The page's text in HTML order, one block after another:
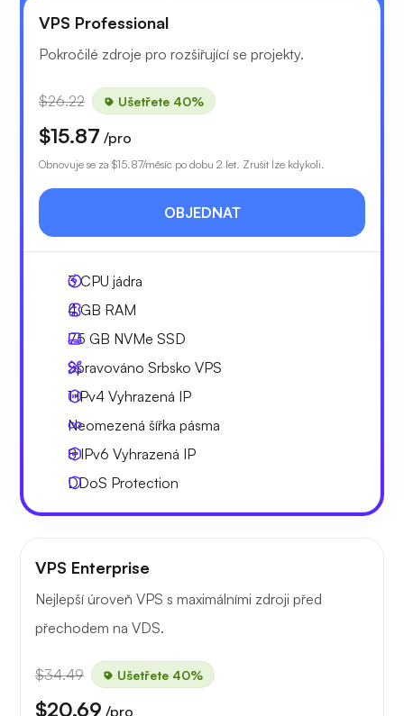
VPS Professional
Pokročilé zdroje pro rozšiřující se projekty.
$26.22 Ušetřete 40%
$15.87 /pro
Obnovuje se za $15.87/měsíc po dobu 2 let. Zrušit lze kdykoli.
OBJEDNAT
3CPU jádra
4 GB RAM
75 GB NVMe SSD
Spravováno Srbsko VPS
1 IPv4 Vyhrazená IP
Neomezená šířka pásma
8 IPv6 Vyhrazená IP
DDoS Protection
VPS Enterprise
Nejlepší úroveň VPS s maximálními zdroji před
přechodem na VDS.
$34.49 Ušetřete 40%
$20.69 /pro